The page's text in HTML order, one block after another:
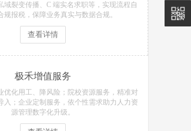
域裂变传播、C 端实名求职等，实现流程自
规报税，保障业务真实与数据合规。
查看详情
极禾增值服务
优化用工、降风险；院校资源服务，精准对
入；企业定制服务，依个性需求助力人力资
源管理数字化升级。